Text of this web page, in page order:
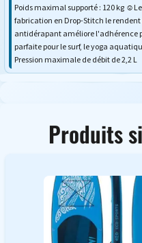
Poids maximal supporté : 120 kg
fabrication en Drop-Stitch le
antidérapant améliore
parfaite pour le surf, le yoga
Pression maximale de débit de 2,2 L
Produits